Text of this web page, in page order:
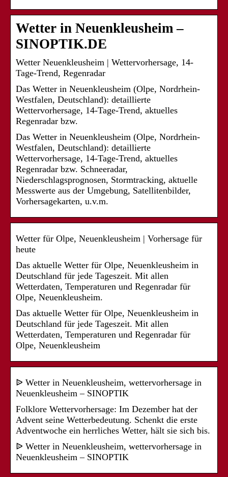
Wetter in Neuenkleusheim –
SINOPTIK.DE
Wetter Neuenkleusheim | Wettervorhersage, 14-
Tage-Trend, Regenradar
Das Wetter in Neuenkleusheim (Olpe, Nordrhein-
Westfalen, Deutschland): detaillierte
Wettervorhersage, 14-Tage-Trend, aktuelles
Regenradar bzw.
Das Wetter in Neuenkleusheim (Olpe, Nordrhein-
Westfalen, Deutschland): detaillierte
Wettervorhersage, 14-Tage-Trend, aktuelles
Regenradar bzw. Schneeradar,
Niederschlagsprognosen, Stormtracking, aktuelle
Messwerte aus der Umgebung, Satellitenbilder,
Vorhersagekarten, u.v.m.
Wetter für Olpe, Neuenkleusheim | Vorhersage für
heute
Das aktuelle Wetter für Olpe, Neuenkleusheim in
Deutschland für jede Tageszeit. Mit allen
Wetterdaten, Temperaturen und Regenradar für
Olpe, Neuenkleusheim.
Das aktuelle Wetter für Olpe, Neuenkleusheim in
Deutschland für jede Tageszeit. Mit allen
Wetterdaten, Temperaturen und Regenradar für
Olpe, Neuenkleusheim
ᐉ Wetter in Neuenkleusheim, wettervorhersage in
Neuenkleusheim – SINOPTIK
Folklore Wettervorhersage: Im Dezember hat der
Advent seine Wetterbedeutung. Schenkt die erste
Adventwoche ein herrliches Wetter, hält sie sich bis.
ᐉ Wetter in Neuenkleusheim, wettervorhersage in
Neuenkleusheim – SINOPTIK